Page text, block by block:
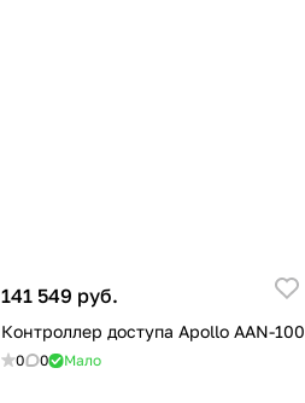
141 549 руб.
Контроллер доступа Apollo AAN-100
0 0 Мало